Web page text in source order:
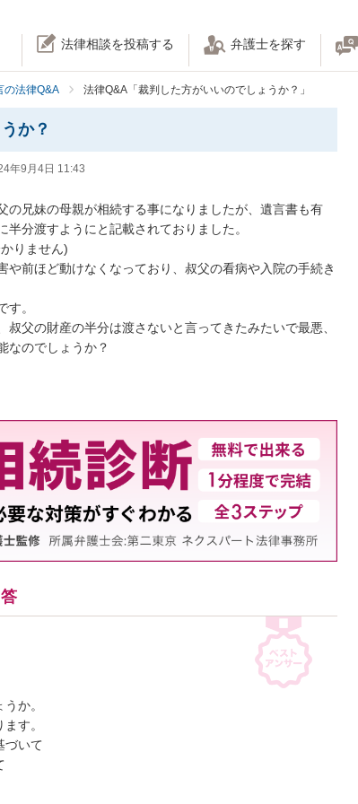
法律相談を投稿する 弁護士を探す
の法律Q&A 法律Q&A「裁判した方がいいのでしょうか？」
か？
年9月4日 11:43
の兄妹の母親が相続する事になりましたが、遺言書も有
分渡すようにと記載されておりました。
りません)
前ほど動けなくなっており、叔父の看病や入院の手続き
。
父の財産の半分は渡さないと言ってきたみたいで最悪、
なのでしょうか？
か。
す。
づいて